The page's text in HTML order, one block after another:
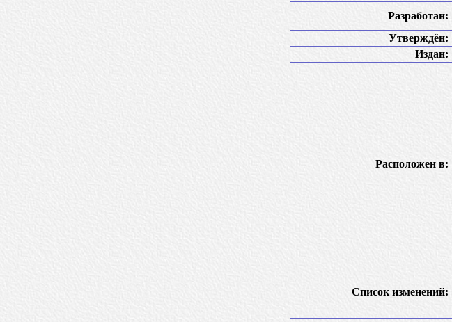
Разработан:
Утверждён:
Издан:
Расположен в:
Список изменений: